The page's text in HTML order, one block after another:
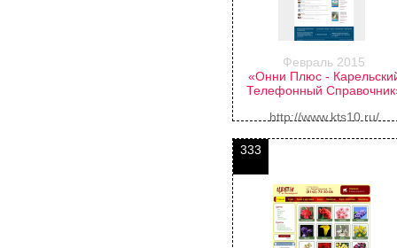
Февраль 2015
«Онни Плюс -
Телефонный
http://www.kts10.ru/
333